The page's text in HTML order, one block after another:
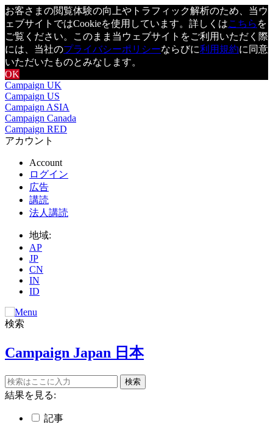
お客さまの閲覧体験の向上やトラフィック解析のため、当ウ
ェブサイトではCookieを使用しています。詳しくはこちら を
ご覧ください。このまま当ウェブサイトをご利用いただく際
には、当社のプライバシーポリシーならびに利用規約に同意
いただいたものとみなします。
OK
Campaign UK
Campaign US
Campaign ASIA
Campaign Canada
Campaign RED
アカウント
Account
ログイン
広告
講読
法人講読
地域:
AP
JP
CN
IN
ID
検索
Campaign Japan 日本
結果を見る:
記事